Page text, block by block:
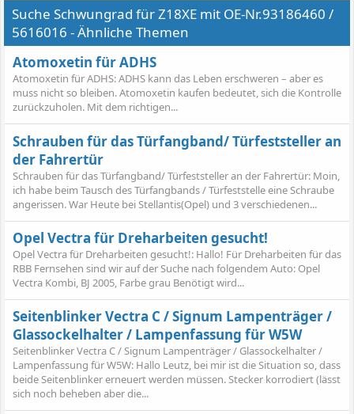
Suche Schwungrad für Z18XE mit OE-Nr.93186460 /
5616016 - Ähnliche Themen
Atomoxetin für ADHS
Atomoxetin für ADHS: ADHS kann das Leben erschweren – aber es
muss nicht so bleiben. Atomoxetin kaufen bedeutet, sich die Kontrolle
zurückzuholen. Mit dem richtigen...
Schrauben für das Türfangband/ Türfeststeller an
der Fahrertür
Schrauben für das Türfangband/ Türfeststeller an der Fahrertür: Moin,
ich habe beim Tausch des Türfangbands / Türfeststelle eine Schraube
angerissen. War Heute bei Stellantis(Opel) und 3 verschiedenen...
Opel Vectra für Dreharbeiten gesucht!
Opel Vectra für Dreharbeiten gesucht!: Hallo! Für Dreharbeiten für das
RBB Fernsehen sind wir auf der Suche nach folgendem Auto: Opel
Vectra Kombi, BJ 2005, Farbe grau Benötigt wird...
Seitenblinker Vectra C / Signum Lampenträger /
Glassockelhalter / Lampenfassung für W5W
Seitenblinker Vectra C / Signum Lampenträger / Glassockelhalter /
Lampenfassung für W5W: Hallo Leutz, bei mir ist die Situation so, dass
beide Seitenblinker erneuert werden müssen. Stecker korrodiert (lässt
sich noch beheben aber die...